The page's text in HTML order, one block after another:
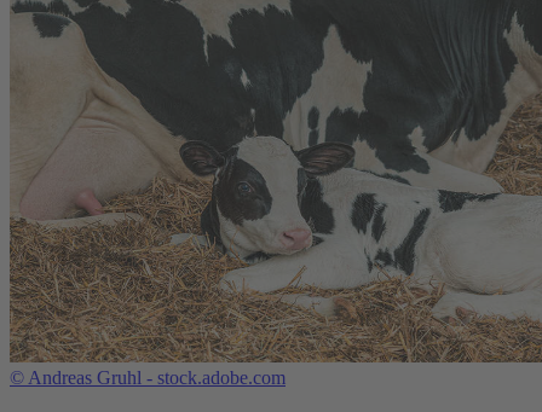
© Andreas Gruhl - stock.adobe.com